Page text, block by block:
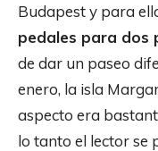
Budapest y para
pedales para dos
de dar un paseo
enero, la isla
aspecto era
lo tanto el lector se